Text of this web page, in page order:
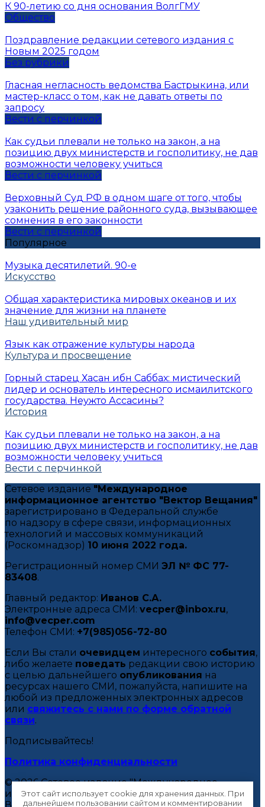
К 90-летию со дня основания ВолгГМУ
Общество
Поздравление редакции сетевого издания с
Новым 2025 годом
Без рубрики
Гласная негласность ведомства Бастрыкина, или
мастер-класс о том, как не давать ответы по
запросу
Вести с перчинкой
Как судьи плевали не только на закон, а на
позицию двух министерств и госполитику, не дав
возможности человеку учиться
Вести с перчинкой
Верховный Суд РФ в одном шаге от того, чтобы
узаконить решение районного суда, вызывающее
сомнения в его законности
Вести с перчинкой
Популярное
Музыка десятилетий. 90-е
Искусство
Общая характеристика мировых океанов и их
значение для жизни на планете
Наш удивительный мир
Язык как отражение культуры народа
Культура и просвещение
Горный старец Хасан ибн Саббах: мистический
лидер и основатель интересного исмаилитского
государства. Неужто Ассасины?
История
Как судьи плевали не только на закон, а на
позицию двух министерств и госполитику, не дав
возможности человеку учиться
Вести с перчинкой
Сетевое издание "Международное
информационное агентство "Вектор Вещания"
зарегистрировано в Федеральной службе
по надзору в сфере связи, информационных
технологий и массовых коммуникаций
(Роскомнадзор) 10 июня 2022 года.
Регистрационный номер СМИ ЭЛ № ФС 77-
83408.
Главный редактор: Иванов С.А.
Электронные адреса СМИ: vecper@inbox.ru,
info@vecper.com
Телефон СМИ: +7(985)056-72-80
Если Вы стали очевидцем интересного события,
либо желаете поведать редакции свою историю
с целью дальнейшего опубликования на
ресурсах нашего СМИ, пожалуйста, напишите на
любой из предложенных электронных адресов
или свяжитесь с нами по форме обратной
связи.
Подписывайтесь!
Политика конфиденциальности
© 2026 Сетевое издание "Международное
информационное агентство "Вектор Вещания".
Этот сайт использует cookie для хранения данных. При
дальнейшем пользовании сайтом и комментировании